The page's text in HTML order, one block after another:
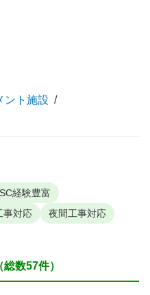
ント施設
SC経験豊富
事対応 夜間工事対応
総数57件）